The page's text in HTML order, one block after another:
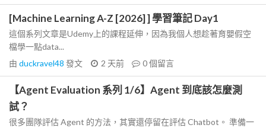
[Machine Learning A-Z [2026] ] 學習筆記 Day1
這個系列文章是Udemy上的課程延伸，因為我個人想趁著育嬰假空
檔學一點data...
由 duckravel48 發文 2 天前 0個留言
【Agent Evaluation 系列 1/6】Agent 到底該怎麼測
試？
很多團隊評估 Agent 的方法，其實還停留在評估 Chatbot。 準備一